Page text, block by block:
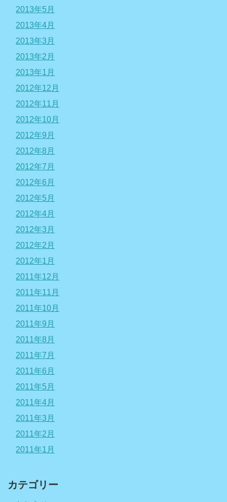
2013年5月
2013年4月
2013年3月
2013年2月
2013年1月
2012年12月
2012年11月
2012年10月
2012年9月
2012年8月
2012年7月
2012年6月
2012年5月
2012年4月
2012年3月
2012年2月
2012年1月
2011年12月
2011年11月
2011年10月
2011年9月
2011年8月
2011年7月
2011年6月
2011年5月
2011年4月
2011年3月
2011年2月
2011年1月
カテゴリー